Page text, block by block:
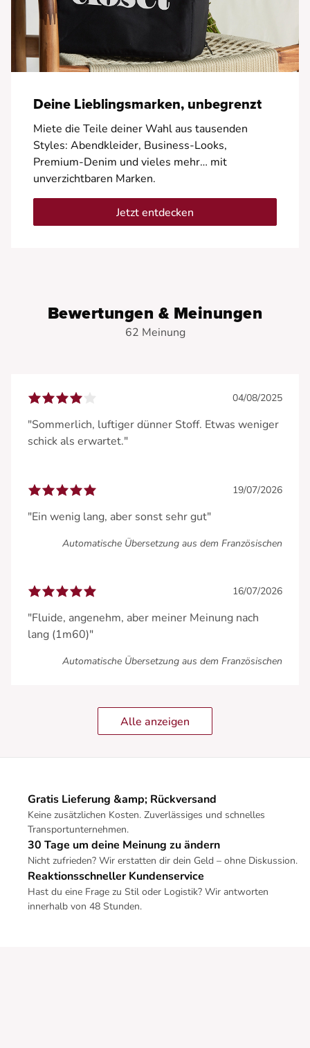
Deine Lieblingsmarken, unbegrenzt
Miete die Teile deiner Wahl aus tausenden
Styles: Abendkleider, Business-Looks,
Premium-Denim und vieles mehr… mit
unverzichtbaren Marken.
Jetzt entdecken
Bewertungen & Meinungen
62 Meinung
04/08/2025
"Sommerlich, luftiger dünner Stoff. Etwas weniger
schick als erwartet."
19/07/2026
"Ein wenig lang, aber sonst sehr gut"
Automatische Übersetzung aus dem Französischen
16/07/2026
"Fluide, angenehm, aber meiner Meinung nach
lang (1m60)"
Automatische Übersetzung aus dem Französischen
Alle anzeigen
Gratis Lieferung &amp; Rückversand
Keine zusätzlichen Kosten. Zuverlässiges und schnelles
Transportunternehmen.
30 Tage um deine Meinung zu ändern
Nicht zufrieden? Wir erstatten dir dein Geld – ohne Diskussion.
Reaktionsschneller Kundenservice
Hast du eine Frage zu Stil oder Logistik? Wir antworten
innerhalb von 48 Stunden.